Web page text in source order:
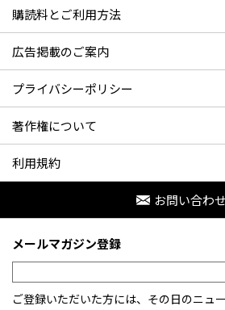
購読料とご利用方法
広告掲載のご案内
プライバシーポリシー
著作権について
利用規約
お問い合わせ
メールマガジン登録
ご登録いただいた方には、その日のニュ